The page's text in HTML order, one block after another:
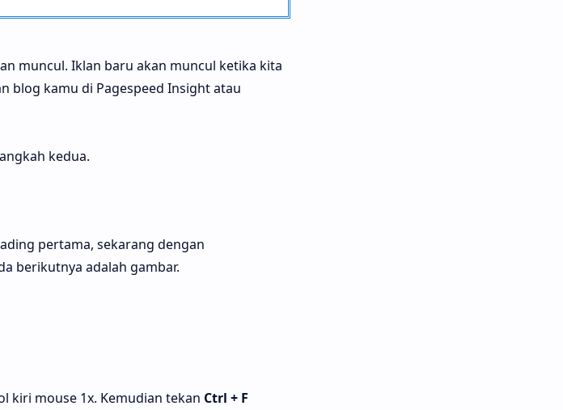
muncul. Iklan baru akan muncul ketika kita
blog kamu di Pagespeed Insight atau
kedua.
pertama, sekarang dengan
berikutnya adalah gambar.
kiri mouse 1x. Kemudian tekan Ctrl + F